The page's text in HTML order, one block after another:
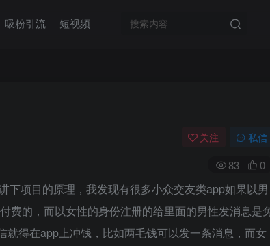
吸粉引流 短视频
关注 私信
83 0
下项目的原理，我发现有很多小众交友类app如果以男
费的，而以女性的身份注册的给里面的男性发消息是
得在app上冲钱，比如两毛钱可以发一条消息，而女